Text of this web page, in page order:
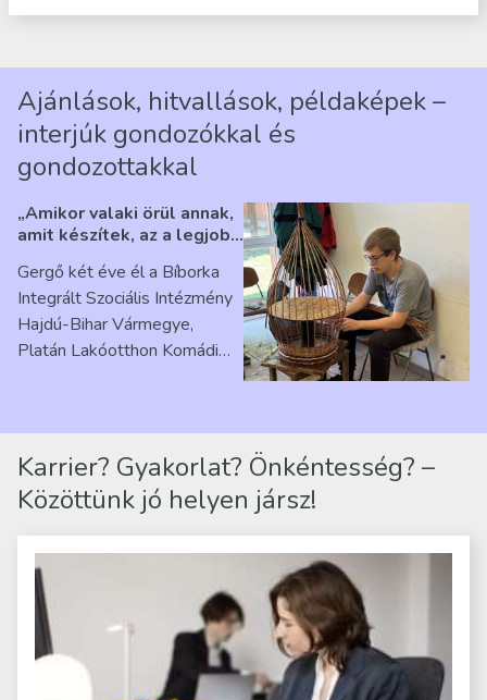
Ajánlások, hitvallások, példaképek –
interjúk gondozókkal és
gondozottakkal
„Amikor valaki örül annak,
amit készítek, az a legjobb
Ribárszky Gergő ellátottal
Gergő két éve él a Bíborka
Integrált Szociális Intézmény
Hajdú-Bihar Vármegye,
Platán Lakóotthon Komádi
Karrier? Gyakorlat? Önkéntesség? –
Közöttünk jó helyen jársz!